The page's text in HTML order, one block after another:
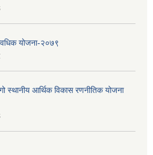
योजना-२०७९
स्थानीय आर्थिक विकास रणनीतिक योजना